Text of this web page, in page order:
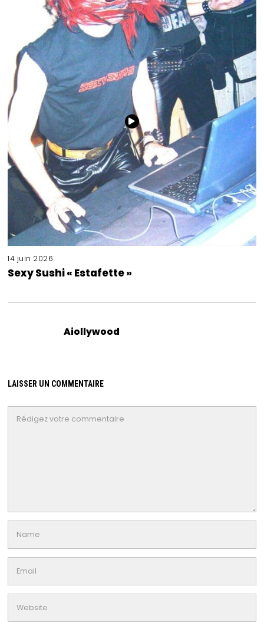
14 juin 2026
Sexy Sushi « Estafette »
Aiollywood
LAISSER UN COMMENTAIRE